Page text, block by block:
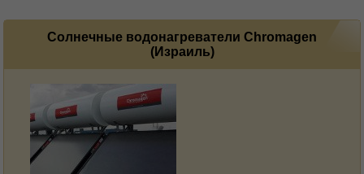
Солнечные водонагреватели Сhromagen
(Израиль)